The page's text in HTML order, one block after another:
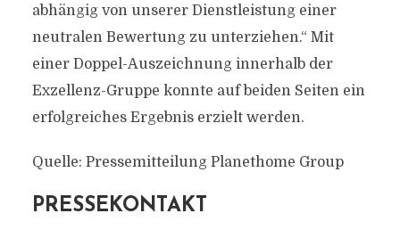
abhängig von unserer Dienstleistung einer
neutralen Bewertung zu unterziehen.“ Mit
einer Doppel-Auszeichnung innerhalb der
Exzellenz-Gruppe konnte auf beiden Seiten ein
erfolgreiches Ergebnis erzielt werden.
Quelle: Pressemitteilung Planethome Group
PRESSEKONTAKT